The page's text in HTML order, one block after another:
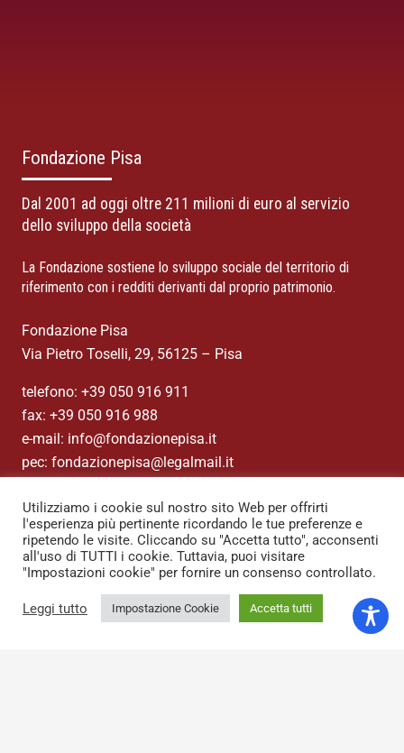
Fondazione Pisa
Dal 2001 ad oggi oltre 211 milioni di euro al servizio
dello sviluppo della società
La Fondazione sostiene lo sviluppo sociale del territorio di
riferimento con i redditi derivanti dal proprio patrimonio.
Fondazione Pisa
Via Pietro Toselli, 29, 56125 – Pisa
telefono: +39 050 916 911
fax: +39 050 916 988
e-mail: info@fondazionepisa.it
pec: fondazionepisa@legalmail.it
Privacy
Contatti
Utilizziamo i cookie sul nostro sito Web per offrirti
l'esperienza più pertinente ricordando le tue preferenze e
ripetendo le visite. Cliccando su "Accetta tutto", acconsenti
all'uso di TUTTI i cookie. Tuttavia, puoi visitare
"Impostazioni cookie" per fornire un consenso controllato.
Leggi tutto Impostazione Cookie Accetta tutti